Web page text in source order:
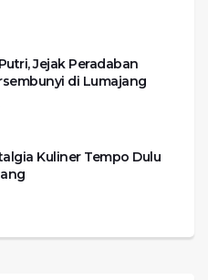
Jejak Peradaban
di Lumajang
Kuliner Tempo Dulu